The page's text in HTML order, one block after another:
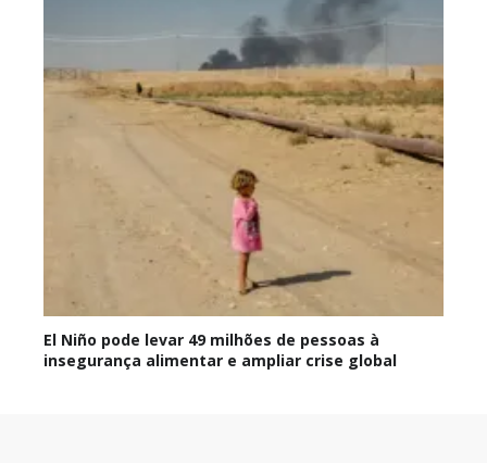
El Niño pode levar 49 milhões de pessoas à
insegurança alimentar e ampliar crise global